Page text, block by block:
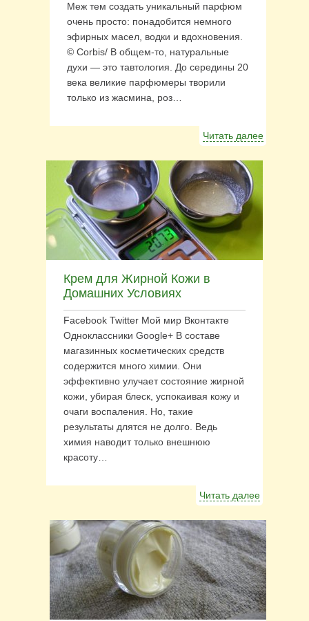
Меж тем создать уникальный парфюм
очень просто: понадобится немного
эфирных масел, водки и вдохновения.
© Corbis/ В общем-то, натуральные
духи — это тавтология. До середины 20
века великие парфюмеры творили
только из жасмина, роз…
Читать далее
Крем для Жирной Кожи в
Домашних Условиях
Facebook Twitter Мой мир Вконтакте
Одноклассники Google+ В составе
магазинных косметических средств
содержится много химии. Они
эффективно улучает состояние жирной
кожи, убирая блеск, успокаивая кожу и
очаги воспаления. Но, такие
результаты длятся не долго. Ведь
химия наводит только внешнюю
красоту…
Читать далее